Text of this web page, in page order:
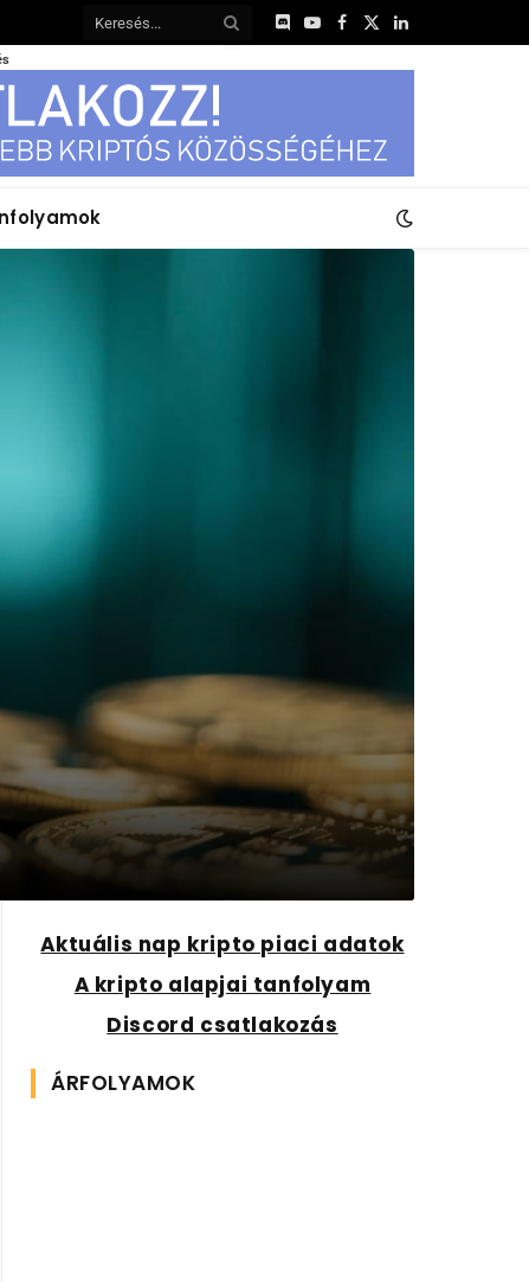
DiscordYouTube
Facebook
X
LinkedIn
Aktuális nap kripto piaci adatok
A kripto alapjai tanfolyam
Discord csatlakozás
ÁRFOLYAMOK